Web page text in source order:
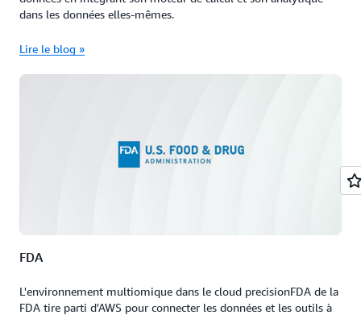
dans les données elles-mêmes.
Lire le blog »
FDA
L'environnement multiomique dans le cloud precisionFDA de la
FDA tire parti d'AWS pour connecter les données et les outils à